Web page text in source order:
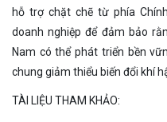
hỗ trợ chặt chẽ từ phía
doanh nghiệp để đảm bảo
Nam có thể phát triển bền
chung giảm thiểu biến đổi khí
TÀI LIỆU THAM KHẢO: